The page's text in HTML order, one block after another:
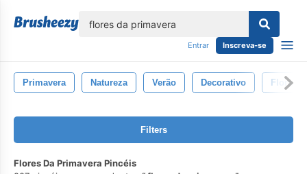
Entrar Inscreva-se
Primavera Natureza Verão Decorativo Floral
Filters
Flores Da Primavera Pincéis